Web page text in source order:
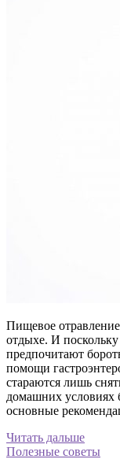
Пищевое
отдыхе. И
предпочитают
помощи
стараются лишь
домашних условиях
основные
Читать дальше
Полезные советы